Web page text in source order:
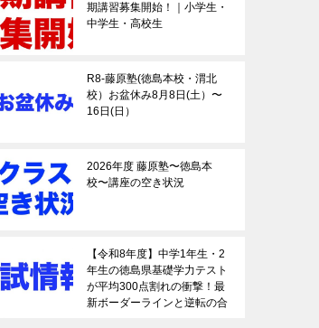
期講習募集開始！｜小学生・
中学生・高校生
R8-藤原塾(徳島本校・渭北
校）お盆休み8月8日(土）〜
16日(日）
2026年度 藤原塾〜徳島本
校〜講座の空き状況
【令和8年度】中学1年生・2
年生の徳島県基礎学力テスト
が平均300点割れの衝撃！最
新ボーダーラインと逆転の合